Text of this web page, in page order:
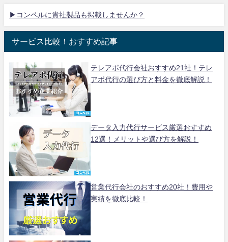
▶コンペルに貴社製品も掲載しませんか？
サービス比較！おすすめ記事
テレアポ代行会社おすすめ21社！テレ
アポ代行の選び方と料金を徹底解説！
データ入力代行サービス厳選おすすめ
12選！メリットや選び方を解説！
営業代行会社のおすすめ20社！費用や
実績を徹底比較！